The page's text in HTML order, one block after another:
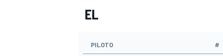
EL
PILOTO #